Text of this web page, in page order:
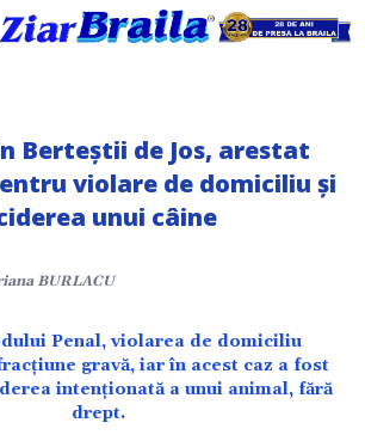
Berteștii de Jos, arestat
violare de domiciliu și
unui câine
BURLACU
Penal, violarea de domiciliu
gravă, iar în acest caz a fost
intenționată a unui animal, fără
drept.